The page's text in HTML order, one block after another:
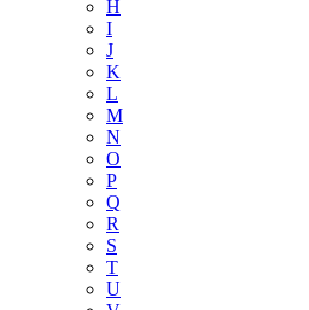
H
I
J
K
L
M
N
O
P
Q
R
S
T
U